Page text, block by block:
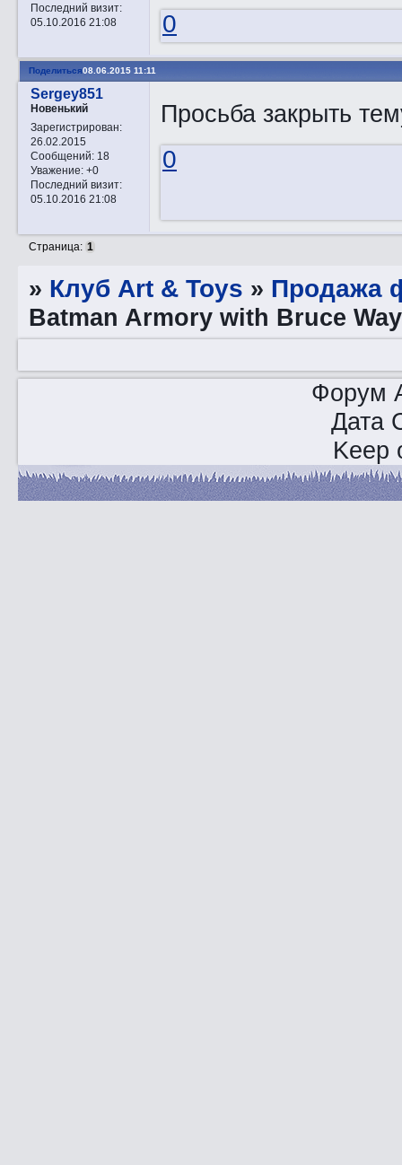
Последний визит:
05.10.2016 21:08
0
Поделиться08.06.2015 11:11
Sergey851
Новенький
Зарегистрирован:
26.02.2015
Сообщений:18
Уважение: +0
Последний визит:
05.10.2016 21:08
Просьба закрыть
0
Страница: 1
» Клуб Art & Toys » Продажа
Batman Armory with Bruce
Форум
Дата
Keep